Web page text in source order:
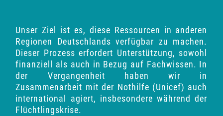
Unser Ziel ist es, diese Ressourcen in anderen
Regionen Deutschlands verfügbar zu machen.
Dieser Prozess erfordert Unterstützung, sowohl
finanziell als auch in Bezug auf Fachwissen. In
der Vergangenheit haben wir in
Zusammenarbeit mit der Nothilfe (Unicef) auch
international agiert, insbesondere während der
Flüchtlingskrise.